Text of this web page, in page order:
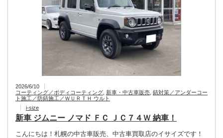
2026/6/10
コーティング／ボディコーティング 新車・中古車販売 錆対策／アンダーコー
ト施工／防錆施工／ＷＵＲＴＨ ウルト
i-size
新車 ジムニー ノマド ＦＣ ＪＣ７４Ｗ 納車！
こんにちは！札幌の中古車販売、中古車買取店のイサイズです！